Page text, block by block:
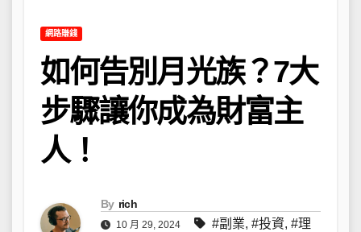
網路賺錢
如何告別月光族？7大
步驟讓你成為財富主
人！
By rich
10 月 29, 2024 #副業, #投資, #理